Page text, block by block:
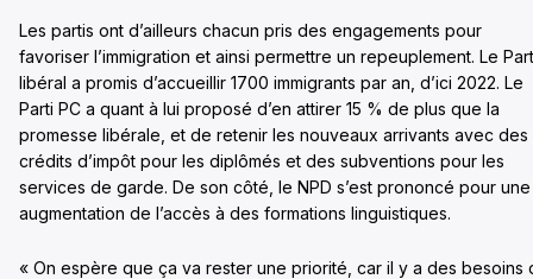
Les partis ont d’ailleurs chacun pris des engagements pour
favoriser l’immigration et ainsi permettre un repeuplement. Le
libéral a promis d’accueillir 1700 immigrants par an, d’ici 2022. Le
Parti PC a quant à lui proposé d’en attirer 15 % de plus que la
promesse libérale, et de retenir les nouveaux arrivants avec des
crédits d’impôt pour les diplômés et des subventions pour les
services de garde. De son côté, le NPD s’est prononcé pour une
augmentation de l’accès à des formations linguistiques.
« On espère que ça va rester une priorité, car il y a des besoins